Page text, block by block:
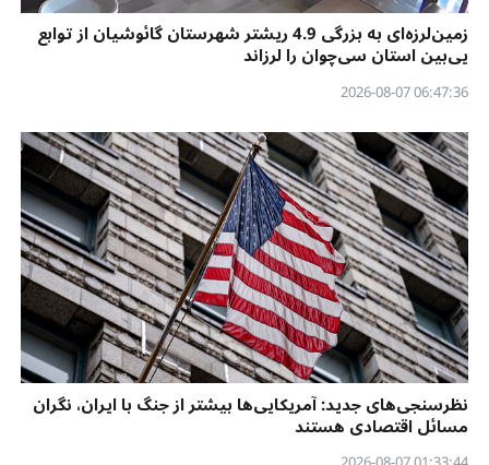
زمین‌لرزه‌ای به بزرگی 4.9 ریشتر شهرستان گائوشیان از توابع
یی‌بین استان سی‌چوان را لرزاند
06:47:36 2026-08-07
نظرسنجی‌‌های جدید: آمریکایی‌ها بیشتر از جنگ با ایران، نگران
مسائل اقتصادی هستند